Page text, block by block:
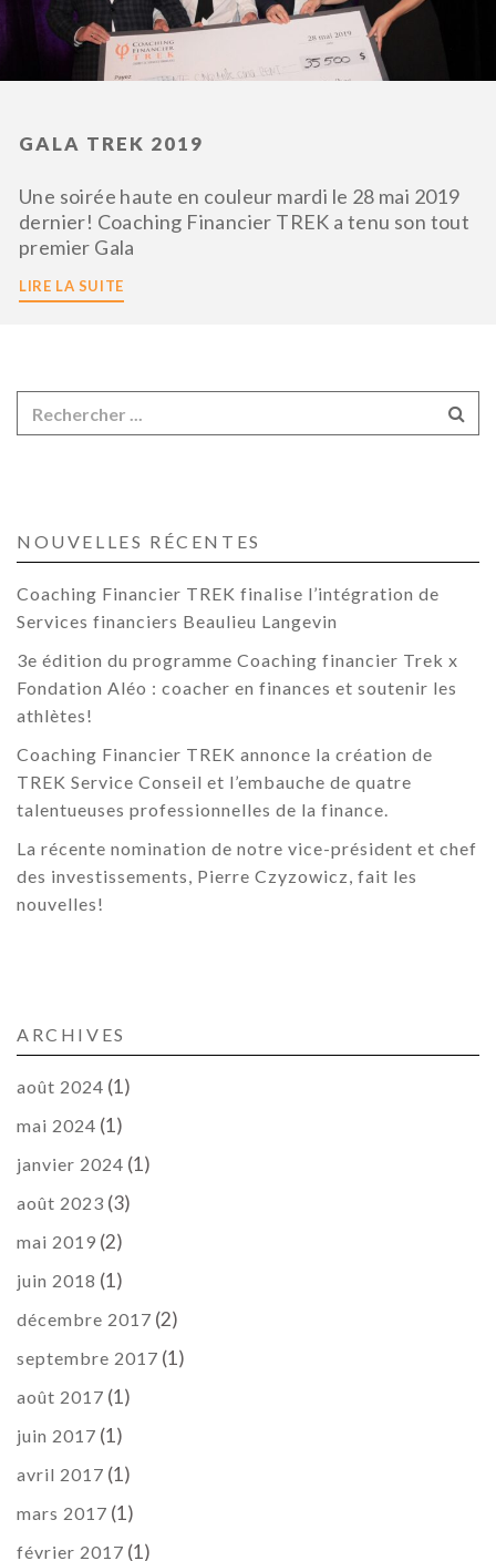
GALA TREK 2019
Une soirée haute en couleur mardi le 28 mai 2019
dernier! Coaching Financier TREK a tenu son tout
premier Gala
LIRE LA SUITE
NOUVELLES RÉCENTES
Coaching Financier TREK finalise l’intégration de
Services financiers Beaulieu Langevin
3e édition du programme Coaching financier Trek x
Fondation Aléo : coacher en finances et soutenir les
athlètes!
Coaching Financier TREK annonce la création de
TREK Service Conseil et l’embauche de quatre
talentueuses professionnelles de la finance.
La récente nomination de notre vice-président et chef
des investissements, Pierre Czyzowicz, fait les
nouvelles!
ARCHIVES
août 2024 (1)
mai 2024 (1)
janvier 2024 (1)
août 2023 (3)
mai 2019 (2)
juin 2018 (1)
décembre 2017 (2)
septembre 2017 (1)
août 2017 (1)
juin 2017 (1)
avril 2017 (1)
mars 2017 (1)
février 2017 (1)